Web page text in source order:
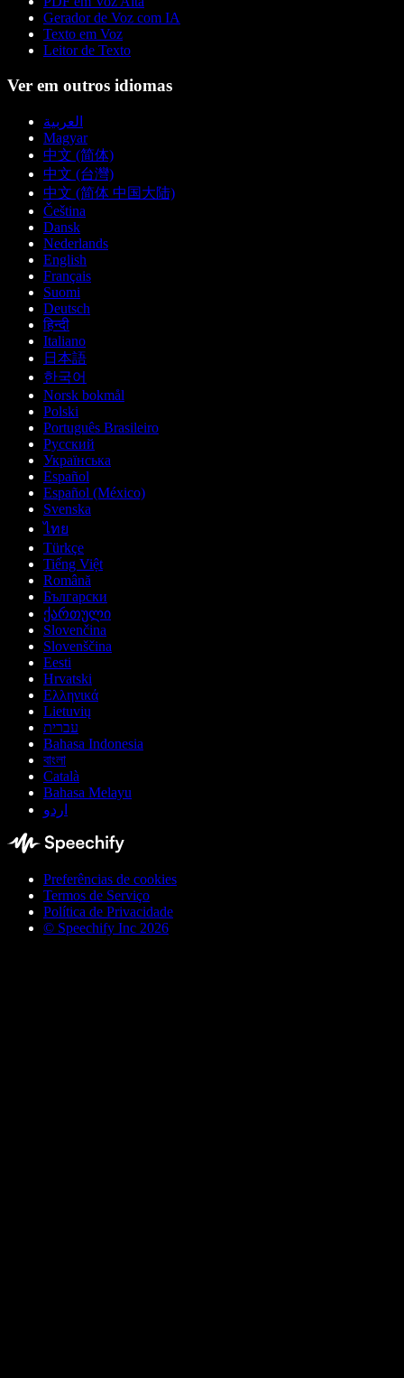
Gerador de Voz com IA
Texto em Voz
Leitor de Texto
Ver em outros idiomas
العربية
Magyar
中文 (简体)
中文 (台灣)
中文 (简体 中国大陆)
Čeština
Dansk
Nederlands
English
Français
Suomi
Deutsch
हिन्दी
Italiano
日本語
한국어
Norsk bokmål
Polski
Português Brasileiro
Русский
Українська
Español
Español (México)
Svenska
ไทย
Türkçe
Tiếng Việt
Română
Български
ქართული
Slovenčina
Slovenščina
Eesti
Hrvatski
Ελληνικά
Lietuvių
עברית
Bahasa Indonesia
বাংলা
Català
Bahasa Melayu
اردو
Preferências de cookies
Termos de Serviço
Política de Privacidade
© Speechify Inc 2026